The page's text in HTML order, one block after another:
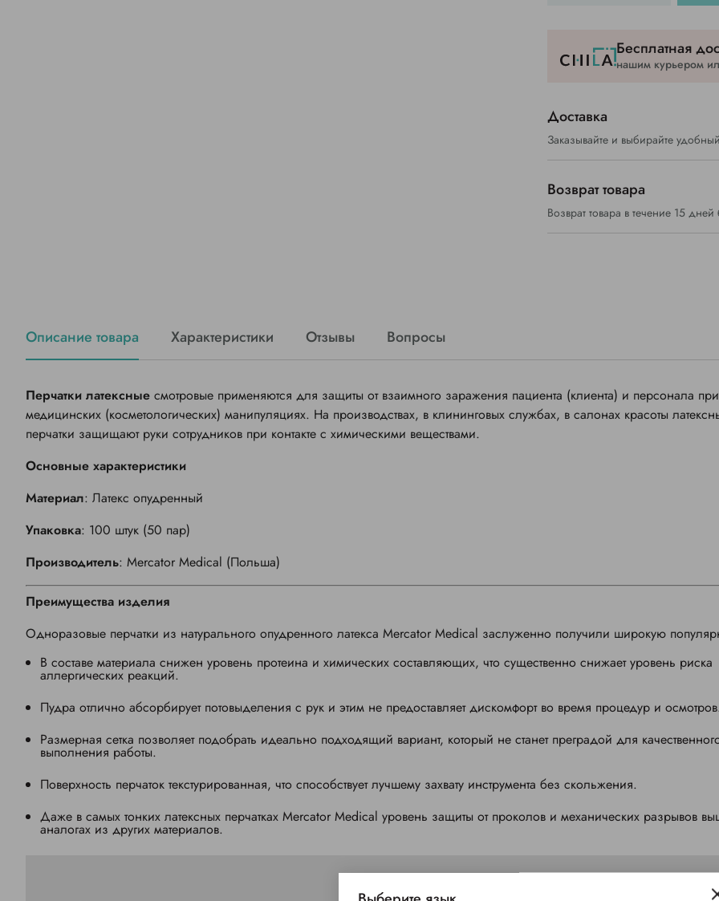
Бесплатная
нашим курьером
Доставка
Заказывайте и выбирайте
Возврат товара
Возврат товара в течение 15 дней
Описание товара Характеристики Отзывы Вопросы
Перчатки латексные смотровые применяются для защиты от взаимного заражения пациента (клиента) и персонала при
медицинских (косметологических) манипуляциях. На производствах, в клининговых службах, в салонах красоты
перчатки защищают руки сотрудников при контакте с химическими веществами.
Основные характеристики
Материал: Латекс опудренный
Упаковка: 100 штук (50 пар)
Производитель: Mercator Medical (Польша)
Преимущества изделия
Одноразовые перчатки из натурального опудренного латекса Mercator Medical заслуженно получили широкую
В составе материала снижен уровень протеина и химических составляющих, что существенно снижает уровень риска
аллергических реакций.
Пудра отлично абсорбирует потовыделения с рук и этим не предоставляет дискомфорт во время процедур и
Размерная сетка позволяет подобрать идеально подходящий вариант, который не станет преградой для
выполнения работы.
Поверхность перчаток текстурированная, что способствует лучшему захвату инструмента без скольжения.
Даже в самых тонких латексных перчатках Mercator Medical уровень защиты от проколов и механических разрывов
аналогах из других материалов.